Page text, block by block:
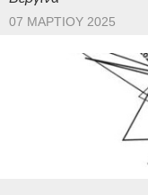
07 ΜΑΡΤΊΟΥ 2025